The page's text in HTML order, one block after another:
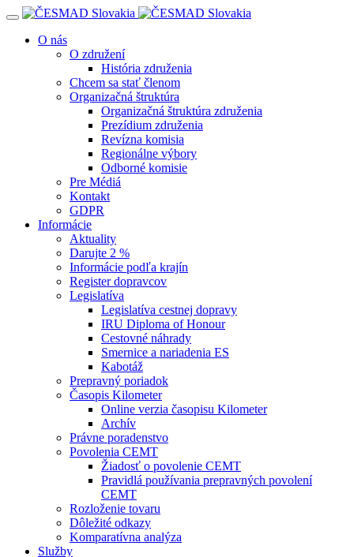
Navigácia
O nás
O združení
História združenia
Chcem sa stať členom
Organizačná štruktúra
Organizačná štruktúra združenia
Prezídium združenia
Revízna komisia
Regionálne výbory
Odborné komisie
Pre Médiá
Kontakt
GDPR
Informácie
Aktuality
Darujte 2 %
Informácie podľa krajín
Register dopravcov
Legislatíva
Legislatíva cestnej dopravy
IRU Diploma of Honour
Cestovné náhrady
Smernice a nariadenia ES
Kabotáž
Prepravný poriadok
Časopis Kilometer
Online verzia časopisu Kilometer
Archív
Právne poradenstvo
Povolenia CEMT
Žiadosť o povolenie CEMT
Pravidlá používania prepravných povolení
CEMT
Rozloženie tovaru
Dôležité odkazy
Komparatívna analýza
Služby